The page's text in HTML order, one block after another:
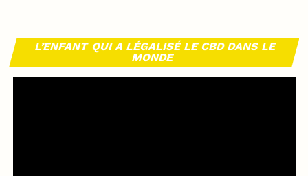
L’ENFANT QUI A LÉGALISÉ LE CBD DANS LE
MONDE